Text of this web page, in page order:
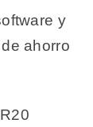
y
ahorro